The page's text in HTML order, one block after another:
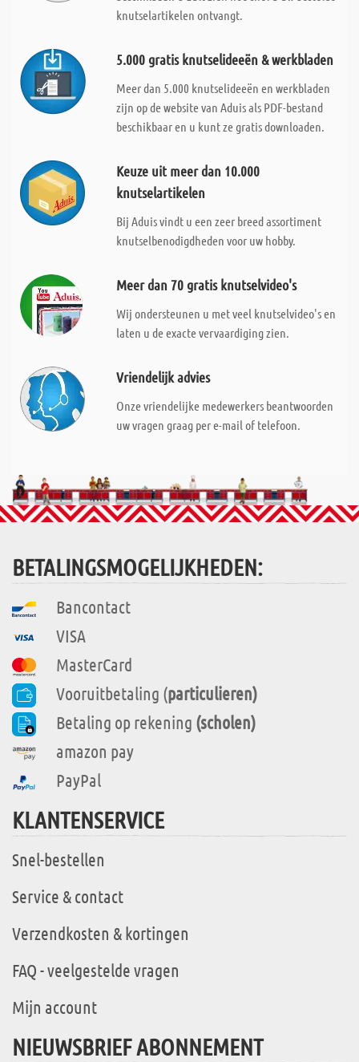
knutselartikelen ontvangt.
5.000 gratis knutselideeën & werkbladen
Meer dan 5.000 knutselideeën en werkbladen
zijn op de website van Aduis als PDF-bestand
beschikbaar en u kunt ze gratis downloaden.
Keuze uit meer dan 10.000
knutselartikelen
Bij Aduis vindt u een zeer breed assortiment
knutselbenodigdheden voor uw hobby.
Meer dan 70 gratis knutselvideo's
Wij ondersteunen u met veel knutselvideo's en
laten u de exacte vervaardiging zien.
Vriendelijk advies
Onze vriendelijke medewerkers beantwoorden
uw vragen graag per e-mail of telefoon.
BETALINGSMOGELIJKHEDEN:
Bancontact
VISA
MasterCard
Vooruitbetaling (particulieren)
Betaling op rekening (scholen)
amazon pay
PayPal
KLANTENSERVICE
Snel-bestellen
Service & contact
Verzendkosten & kortingen
FAQ - veelgestelde vragen
Mijn account
NIEUWSBRIEF ABONNEMENT